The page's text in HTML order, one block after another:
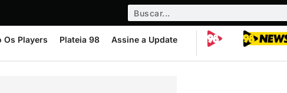
Os Players Plateia 98 Assine a Update